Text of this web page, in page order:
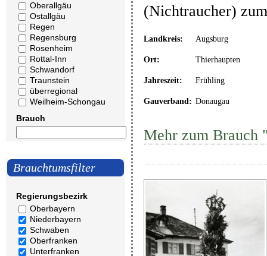
Oberallgäu
Ostallgäu
Regen
Regensburg
Rosenheim
Rottal-Inn
Schwandorf
Traunstein
überregional
Weilheim-Schongau
Brauch
Brauchtumsfilter
Regierungsbezirk
Oberbayern
Niederbayern
Schwaben
Oberfranken
Unterfranken
(Nichtraucher)
Landkreis: Augsburg
Ort: Thierhaupten
Jahreszeit: Frühling
Gauverband: Donaugau
Mehr zum Brauch